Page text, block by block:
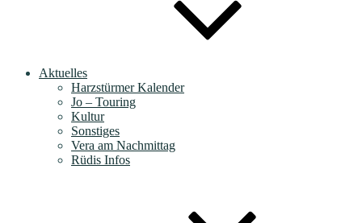
Aktuelles
Harzstürmer Kalender
Jo – Touring
Kultur
Sonstiges
Vera am Nachmittag
Rüdis Infos